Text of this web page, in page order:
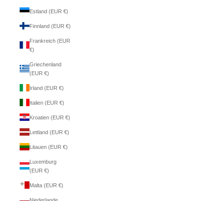
Estland (EUR €)
Finnland (EUR €)
Frankreich (EUR
€)
Griechenland
(EUR €)
Irland (EUR €)
Italien (EUR €)
Kroatien (EUR €)
Lettland (EUR €)
Litauen (EUR €)
Luxemburg
(EUR €)
Malta (EUR €)